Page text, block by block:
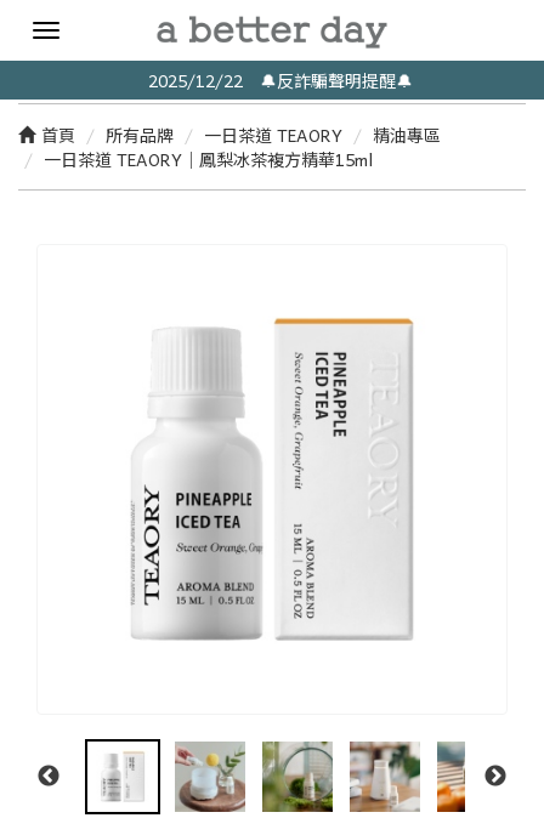
Toggle
navigation
2025/12/22 🔔反詐騙聲明提醒🔔
首頁 所有品牌 一日茶道 TEAORY
精油專區
一日茶道 TEAORY｜鳳梨冰茶複方精華15ml